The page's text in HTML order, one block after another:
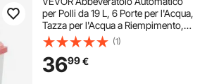
per Polli da 19 L, 6 Porte per l'Acqua,
Tazza per l'Acqua a Riempimento,
con Maniglia e Anello di Gomma
Sigillato, Materiale PP
Impermeabile, Design Senza
Sprechi
(1)
3699€